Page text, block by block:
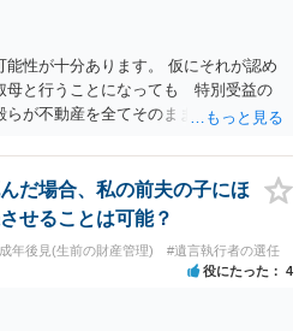
性が十分あります。 仮にそれが認め
と行うことになっても 特別受益の
が不動産を全てそのまま取得できる
だ場合、私の前夫の子にほ
せることは可能？
年後見(生前の財産管理) #遺言執行者の選任
役にたった 4